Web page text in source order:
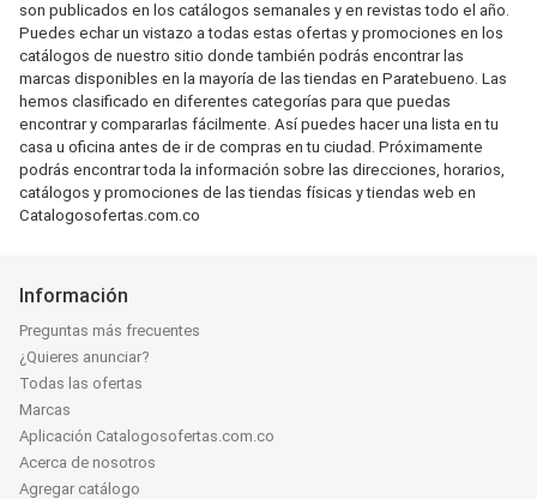
son publicados en los catálogos semanales y en revistas todo el año.
Puedes echar un vistazo a todas estas ofertas y promociones en los
catálogos de nuestro sitio donde también podrás encontrar las
marcas disponibles en la mayoría de las tiendas en Paratebueno. Las
hemos clasificado en diferentes categorías para que puedas
encontrar y compararlas fácilmente. Así puedes hacer una lista en tu
casa u oficina antes de ir de compras en tu ciudad. Próximamente
podrás encontrar toda la información sobre las direcciones, horarios,
catálogos y promociones de las tiendas físicas y tiendas web en
Catalogosofertas.com.co
Información
Preguntas más frecuentes
¿Quieres anunciar?
Todas las ofertas
Marcas
Aplicación Catalogosofertas.com.co
Acerca de nosotros
Agregar catálogo